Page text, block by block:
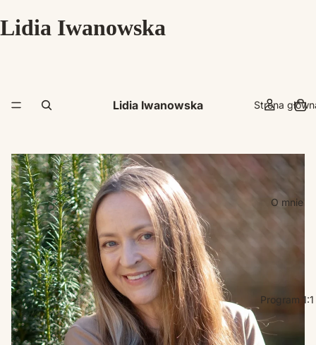
Lidia Iwanowska
Lidia Iwanowska Strona
O mnie
Program 1:1